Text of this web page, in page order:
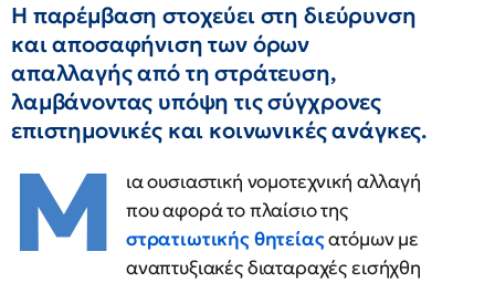
Η παρέμβαση στοχεύει στη διεύρυνση
και αποσαφήνιση των όρων
απαλλαγής από τη στράτευση,
λαμβάνοντας υπόψη τις σύγχρονες
επιστημονικές και κοινωνικές ανάγκες.
Μ
ια ουσιαστική νομοτεχνική αλλαγή
που αφορά το πλαίσιο της
στρατιωτικής θητείαςατόμων με
αναπτυξιακές διαταραχές εισήχθη